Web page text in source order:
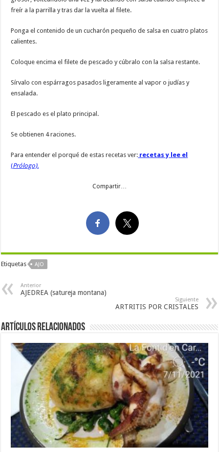
freír a la parrilla y tras dar la vuelta al filete.
Ponga el contenido de un cucharón pequeño de salsa en cuatro platos
calientes.
Coloque encima el filete de pescado y cúbralo con la salsa restante.
Sírvalo con espárragos pasados ligeramente al vapor o judías y
ensalada.
El pescado es el plato principal.
Se obtienen 4 raciones.
Para entender el porqué de estas recetas ver: recetas y lee el
(Prólogo).
Compartir…
Etiquetas AJO
Anterior
AJEDREA (satureja montana)
Siguiente
ARTRITIS POR CRISTALES
Artículos Relacionados